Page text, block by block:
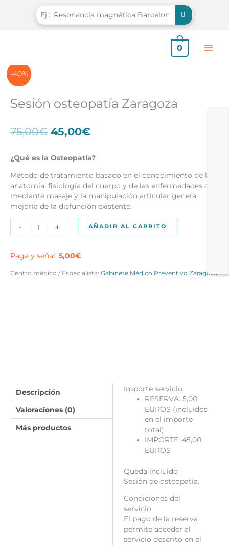
0
-40%
Sesión osteopatía Zaragoza
75,00€ El
precio
original
era:
75,00€.
45,00€El
es:
45,00€.
¿Qué es la Osteopatía?
Método de tratamiento basado en el conocimiento de la
anatomía, fisiología del cuerpo y de las enfermedades que
mediante masaje y la manipulación articular genera
mejoría de la disfunción existente.
-
cantidad
+ AÑADIR AL CARRITO
Paga y señal: 5,00€
Centro médico / Especialista: Gabinete Médico Preventivo Zaragoza
Descripción
Valoraciones (0)
Más productos
Importe servicio
RESERVA: 5,00
EUROS (incluidos
en el importe
total)
IMPORTE: 45,00
EUROS
Queda incluido
Sesión de osteopatía.
Condiciones del
servicio
El pago de la reserva
permite acceder al
servicio descrito en el